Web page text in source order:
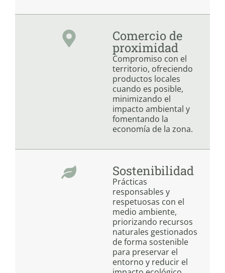
Comercio de
proximidad
Compromiso con el
territorio, ofreciendo
productos locales
cuando es posible,
minimizando el
impacto ambiental y
fomentando la
economía de la zona.
Sostenibilidad​
Prácticas
responsables y
respetuosas con el
medio ambiente,
priorizando recursos
naturales gestionados
de forma sostenible
para preservar el
entorno y reducir el